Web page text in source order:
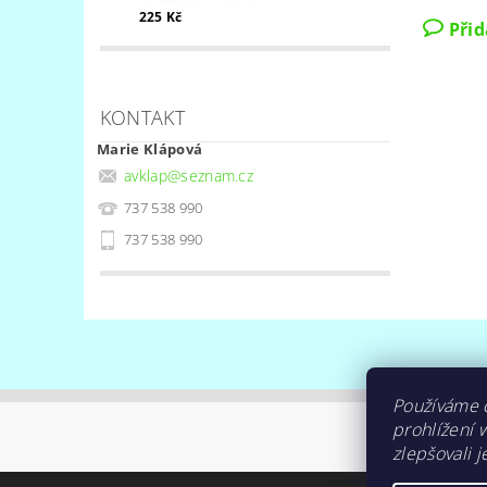
225 Kč
KONTAKT
Marie Klápová
avklap@seznam.cz
737 538 990
737 538 990
prohlížení
zlepšovali